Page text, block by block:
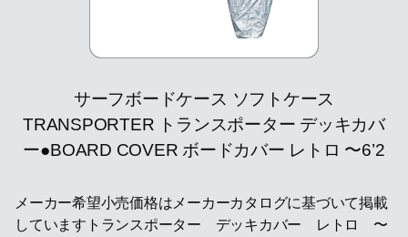
サーフボードケース ソフトケース
TRANSPORTER トランスポーター デッキカバ
ー●BOARD COVER ボードカバー レトロ 〜6’2
メーカー希望小売価格はメーカーカタログに基づいて掲載
していますトランスポーター デッキカバー レトロ 〜